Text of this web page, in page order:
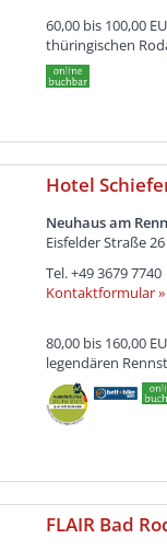
60,00 bis 100,00
thüringischen
Hotel
Neuhaus am
Eisfelder Straße 26
Tel.+49 3679 7740
Kontaktformular »
80,00 bis 160,00
legendären
FLAIR Bad